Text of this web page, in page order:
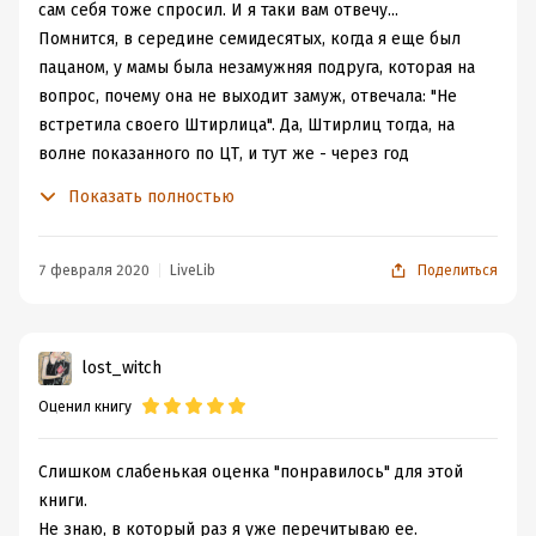
сам себя тоже спросил. И я таки вам отвечу...
Помнится, в середине семидесятых, когда я еще был
пацаном, у мамы была незамужняя подруга, которая на
вопрос, почему она не выходит замуж, отвечала: "Не
встретила своего Штирлица". Да, Штирлиц тогда, на
волне показанного по ЦТ, и тут же - через год
литературным героям - по пальцам пересчитать можно.
разведки, была в том, что он представлял собою
образцового мужчину, о котором мечтало большинство
женщин. Кстати, с точки зрения нацистов, славянин
И вот, отечественные читательницы дождались нового
варвара - образцового мужчину, теперь славяно-
фэнтезийного, но опять с лейбом Made in Semenoff.
Показать полностью
7 февраля 2020 LiveLib Поделиться
lost_witch
Оценил книгу
Слишком слабенькая оценка "понравилось" для этой
книги.
Не знаю, в который раз я уже перечитываю ее.